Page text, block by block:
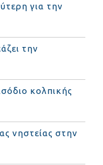
για την
την
κολπικής
νηστείας στην